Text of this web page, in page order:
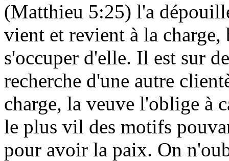
(Matthieu 5:25) l'a
vient et revient à la
s'occuper d'elle. Il est sur
recherche d'une autre
charge, la veuve l'oblige à
le plus vil des motifs
pour avoir la paix. On